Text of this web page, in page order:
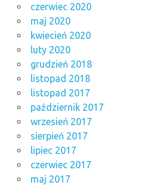
czerwiec 2020
maj 2020
kwiecień 2020
luty 2020
grudzień 2018
listopad 2018
listopad 2017
październik 2017
wrzesień 2017
sierpień 2017
lipiec 2017
czerwiec 2017
maj 2017